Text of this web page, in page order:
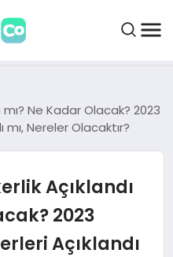
mı? Ne Kadar Olacak? 2023
mı, Nereler Olacaktır?
Açıklandı
2023
Açıklandı